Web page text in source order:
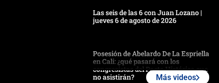
Las seis de las 6 con Juan Lozano |
jueves 6 de agosto de 2026
Posesión de Abelardo De La Espriella
en Cali: ¿qué pasará con los
congresistas del Pacto Histórico que
no asistirán?
Más videos